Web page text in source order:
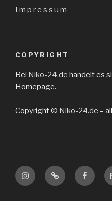
I m p r e s s u m
COPYRIGHT
Bei Niko-24.de handelt es
Homepage.
Copyright © Niko-24.de –
InstagramTikTok